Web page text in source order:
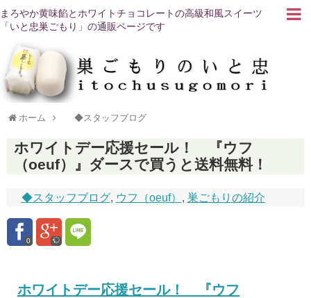
まろやか黄味餡とホワイトチョコレートの高級和風スイーツ
「いと忠巣ごもり」の通販ページです
ホーム ◆スタッフブログ
ホワイトデー応援セール！ 『ウフ
（oeuf）』ダースで買うと送料無料！
◆スタッフブログ, ウフ（oeuf） , 巣ごもりの紹介
0
ホワイトデー応援セール！ 『ウフ